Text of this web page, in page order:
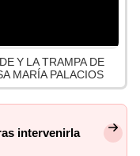
Y LA TRAMPA DE
MARÍA PALACIOS
intervenirla